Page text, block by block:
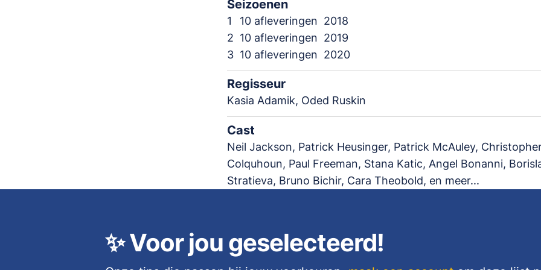
Seizoenen
1 10 afleveringen 2018
2 10 afleveringen 2019
3 10 afleveringen 2020
Regisseur
Kasia Adamik, Oded Ruskin
Cast
Neil Jackson, Patrick Heusinger, Patrick McAuley,
Colquhoun, Paul Freeman, Stana Katic, Angel Bonanni,
Stratieva, Bruno Bichir, Cara Theobold, en meer...
✨Voor jou geselecteerd!